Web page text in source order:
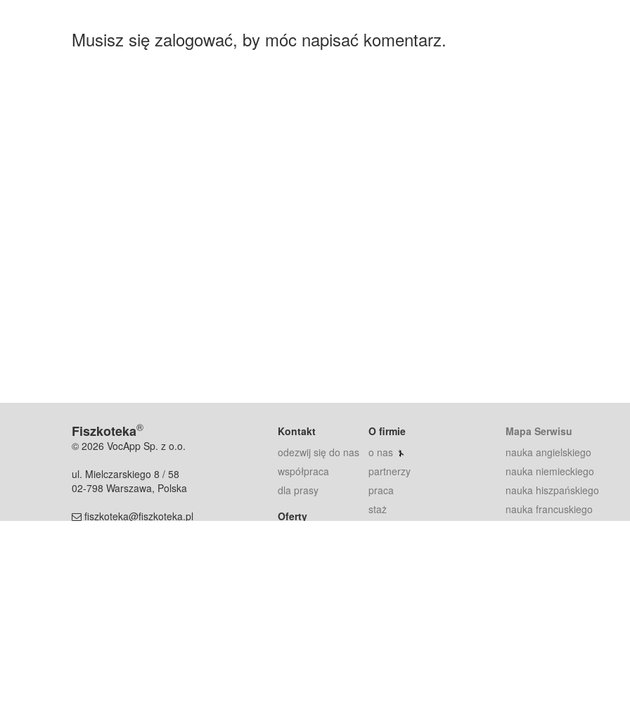
Musisz się zalogować, by móc napisać komentarz.
Fiszkoteka®
© 2026 VocApp Sp. z o.o.
ul. Mielczarskiego 8 / 58
02-798 Warszawa, Polska
fiszkoteka@fiszkoteka.pl
Kontakt
odezwij się do nas
współpraca
dla prasy
Oferty
O firmie
o nas
partnerzy
praca
staż
Mapa Serwisu
nauka angielskiego
nauka niemieckiego
nauka hiszpańskiego
nauka francuskiego